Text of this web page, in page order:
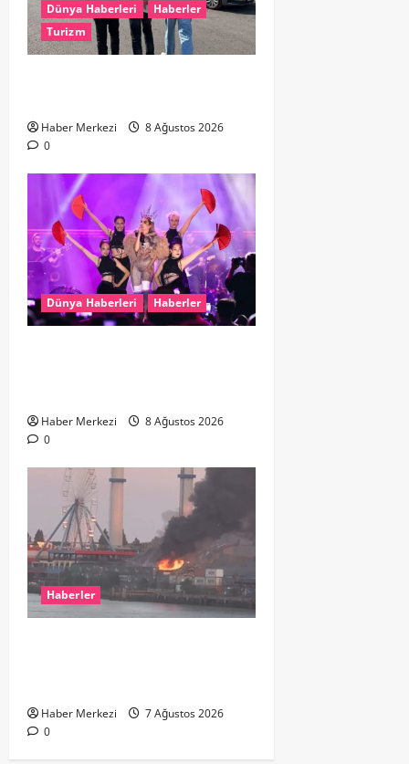
Dünya Haberleri
Haberler
Turizm
Haber Merkezi
8 Ağustos 2026
0
Dünya Haberleri Haberler
Haber Merkezi
8 Ağustos 2026
0
Haberler
Haber Merkezi
7 Ağustos 2026
0